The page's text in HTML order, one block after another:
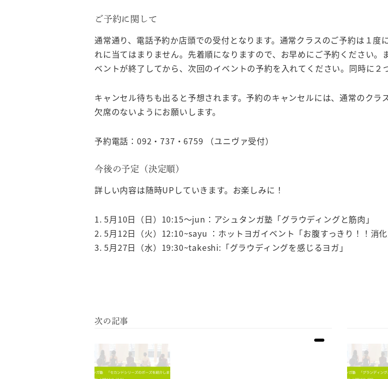
ご予約に関して
通常通り、電話予約か店頭での受付となります。通常クラスのご予約は１
れに当てはまりません。先着順になりますので、お早めにご予約ください
ベントが終了してから、次回のイベントの予約を入れてください。同時に２
キャンセル待ちも出ると予想されます。予約のキャンセルには、通常のク
欠席のないようにお願いします。
予約電話：092・737・6759 （ユニヴァ受付）
今後の予定（決定順）
詳しい内容は随時UPしていきます。お楽しみに！
5月10日（日）10:15〜jun：アシュタンガ塾「グラウディングと筋肉 」
5月12日（火）12:10~sayu ：ホットヨガイベント「お腹すっきり！！消化
5月27日（水）19:30~takeshi:「グラウディングを感じるヨガ」